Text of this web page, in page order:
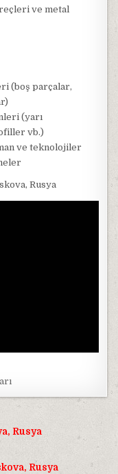
ve metal
(boş parçalar,
(yarı
vb.)
ve teknolojiler
Rusya
Rusya
Rusya